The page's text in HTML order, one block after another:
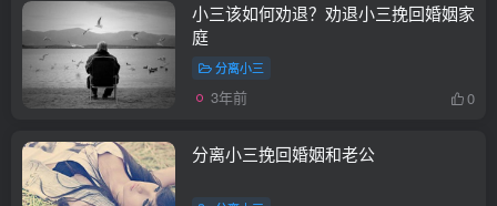
小三该如何劝退？劝退小三挽回婚姻家
庭
分离小三
3年前 0
分离小三挽回婚姻和老公